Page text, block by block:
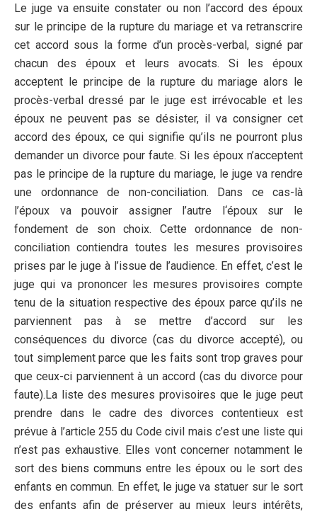
Le juge va ensuite constater ou non l’accord des époux
sur le principe de la rupture du mariage et va retranscrire
cet accord sous la forme d’un procès-verbal, signé par
chacun des époux et leurs avocats. Si les époux
acceptent le principe de la rupture du mariage alors le
procès-verbal dressé par le juge est irrévocable et les
époux ne peuvent pas se désister, il va consigner cet
accord des époux, ce qui signifie qu’ils ne pourront plus
demander un divorce pour faute. Si les époux n’acceptent
pas le principe de la rupture du mariage, le juge va rendre
une ordonnance de non-conciliation. Dans ce cas-là
l’époux va pouvoir assigner l’autre l‘époux sur le
fondement de son choix. Cette ordonnance de non-
conciliation contiendra toutes les mesures provisoires
prises par le juge à l’issue de l’audience. En effet, c’est le
juge qui va prononcer les mesures provisoires compte
tenu de la situation respective des époux parce qu’ils ne
parviennent pas à se mettre d’accord sur les
conséquences du divorce (cas du divorce accepté), ou
tout simplement parce que les faits sont trop graves pour
que ceux-ci parviennent à un accord (cas du divorce pour
faute).La liste des mesures provisoires que le juge peut
prendre dans le cadre des divorces contentieux est
prévue à l’article 255 du Code civil mais c’est une liste qui
n’est pas exhaustive. Elles vont concerner notamment le
sort des biens communs entre les époux ou le sort des
enfants en commun. En effet, le juge va statuer sur le sort
des enfants afin de préserver au mieux leurs intérêts,